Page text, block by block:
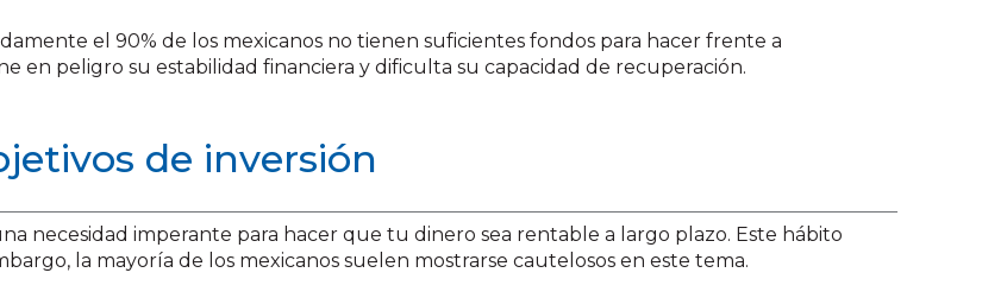
el 90% de los mexicanos no tienen suficientes fondos para hacer frente a
en peligro su estabilidad financiera y dificulta su capacidad de recuperación.
de inversión
necesidad imperante para hacer que tu dinero sea rentable a largo plazo. Este hábito
la mayoría de los mexicanos suelen mostrarse cautelosos en este tema.